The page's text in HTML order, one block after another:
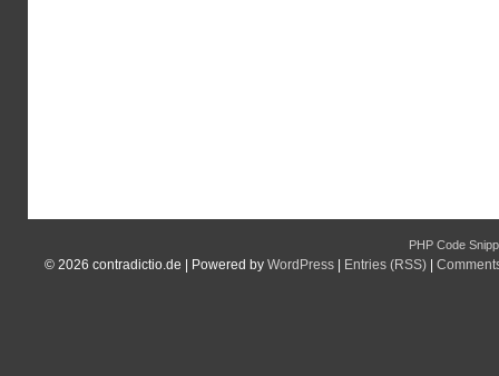
PHP Code
© 2026 contradictio.de | Powered by WordPress | Entries (RSS) |